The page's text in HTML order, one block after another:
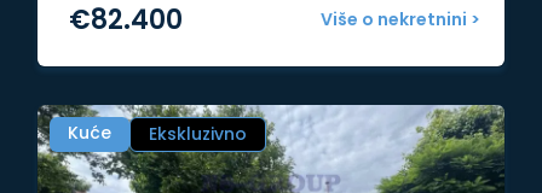
Više o nekretnini >
€82.400
Kuće Ekskluzivno